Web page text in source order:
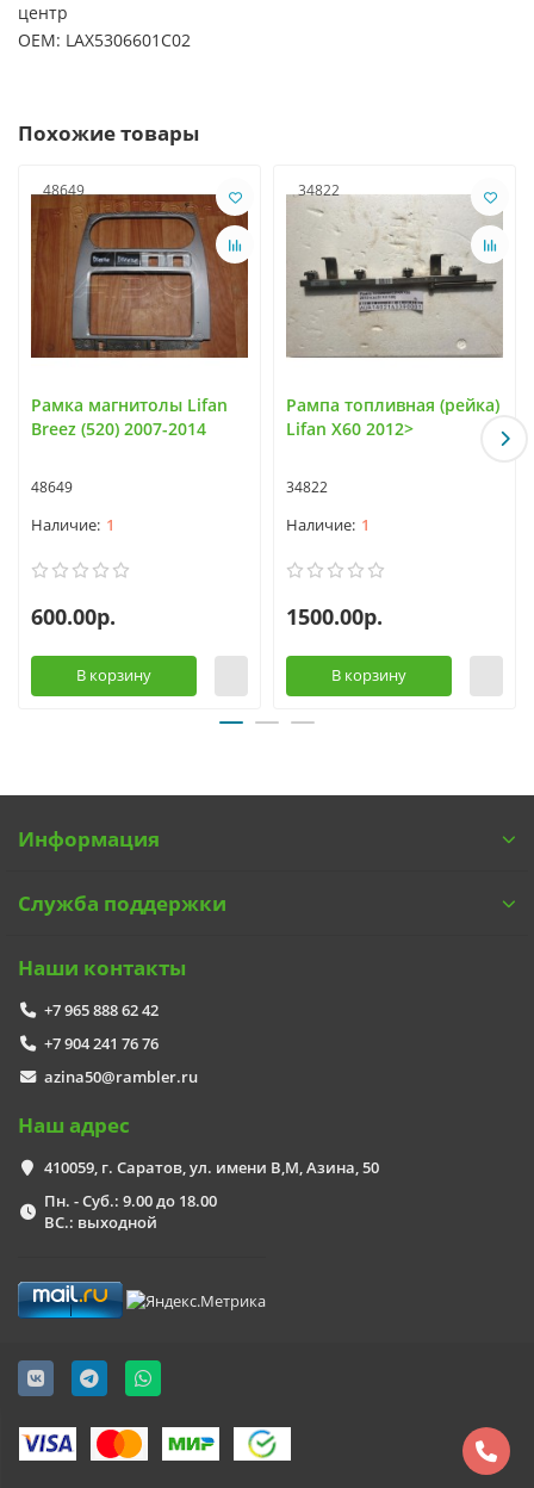
центр
OEM: LAX5306601C02
Похожие товары
48649
Рамка магнитолы Lifan
Breez (520) 2007-2014
48649
1
600.00р.
В корзину
34822
Рампа топливная (рейка)
Lifan X60 2012>
34822
1
1500.00р.
В корзину
Информация
Служба поддержки
Наши контакты
+7 965 888 62 42
+7 904 241 76 76
azina50@rambler.ru
Наш адрес
410059, г. Саратов, ул. имени В,М, Азина, 50
Пн. - Суб.: 9.00 до 18.00
ВС.: выходной